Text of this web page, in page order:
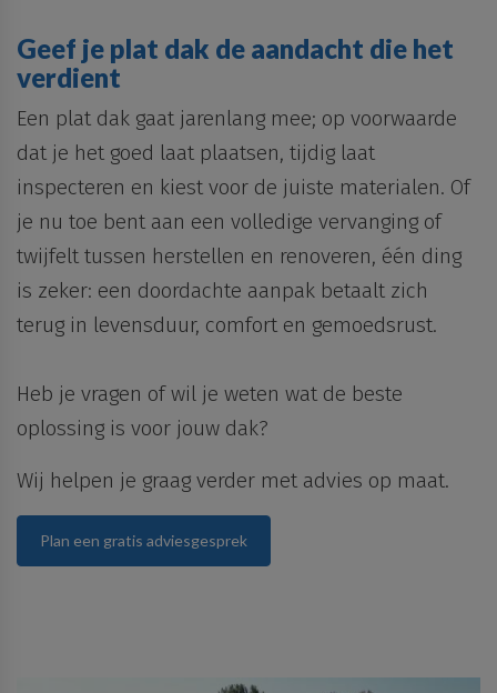
Geef je plat dak de aandacht die het
verdient
Een plat dak gaat jarenlang mee; op voorwaarde
dat je het goed laat plaatsen, tijdig laat
inspecteren en kiest voor de juiste materialen. Of
je nu toe bent aan een volledige vervanging of
twijfelt tussen herstellen en renoveren, één ding
is zeker: een doordachte aanpak betaalt zich
terug in levensduur, comfort en gemoedsrust.
Heb je vragen of wil je weten wat de beste
oplossing is voor jouw dak?
Wij helpen je graag verder met advies op maat.
Plan een gratis adviesgesprek